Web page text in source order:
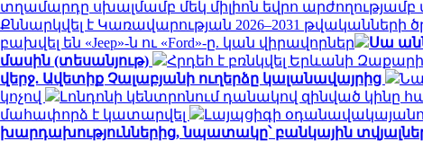
տղամարդը սխալմամբ մեկ միլիոն եվրո
Քննարկվել է Կառավարության 2026–2031
բախվել են «Jeep»-ն ու «Ford»-ը. կան վիրավորներ
Սա
մասին (տեսանյութ)
Հրդեհ է բռնկվել Երևանի
վերջ. Ավետիք Չալաբյանի ուղերձը կալանավայրից
կոչով
Լոնդոնի կենտրոնում դանակով զինված կինը
մահափորձ է կատարվել
Լայպցիգի
խարդախություններից, նպատակը՝ բանկային